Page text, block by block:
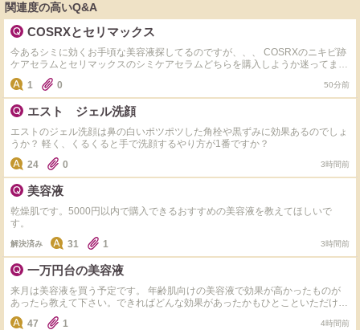
関連度の高いQ&A
COSRXとセリマックス
今あるシミに効くお手頃な美容液探してるのですが、、、 COSRXのニキビ跡
ケアセラムとセリマックスのシミケアセラムどちらを購入しようか迷ってま
す。 実際使用された事ある方是非おすすめ教えてくださいm(_ _)m
1 0 50分前
エスト ジェル洗顔
エストのジェル洗顔は鼻の白いポツポツした角栓や黒ずみに効果あるのでしょ
うか？ 軽く、くるくると手で洗顔するやり方が1番ですか？
24
0 3時間前
美容液
乾燥肌です。5000円以内で購入できるおすすめの美容液を教えてほしいで
す。
解決済み 31 1 3時間前
一万円台の美容液
来月は美容液を買う予定です。 年齢肌向けの美容液で効果が高かったものが
あったら教えて下さい。できればどんな効果があったかもひとこといただける
と嬉しいです。 よろしくお願いします。
47 1 4時間前